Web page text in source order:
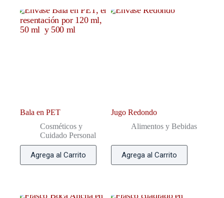
Bala en PET
Cosméticos y
Cuidado Personal
Agrega al Carrito
Jugo Redondo
Alimentos y Bebidas
Agrega al Carrito